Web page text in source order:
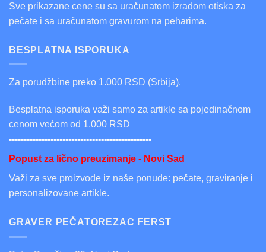
Sve prikazane cene su sa uračunatom izradom otiska za
pečate i sa uračunatom gravurom na peharima.
BESPLATNA ISPORUKA
Za porudžbine preko 1.000 RSD (Srbija).
Besplatna isporuka važi samo za artikle sa pojedinačnom
cenom većom od 1.000 RSD
------------------------------------------------
Popust za lično preuzimanje - Novi Sad
Važi za sve proizvode iz naše ponude: pečate, graviranje i
personalizovane artikle.
GRAVER PEČATOREZAC FERST